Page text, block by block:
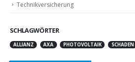
Technikversicherung
SCHLAGWÖRTER
ALLIANZ AXA PHOTOVOLTAIK SCHADEN